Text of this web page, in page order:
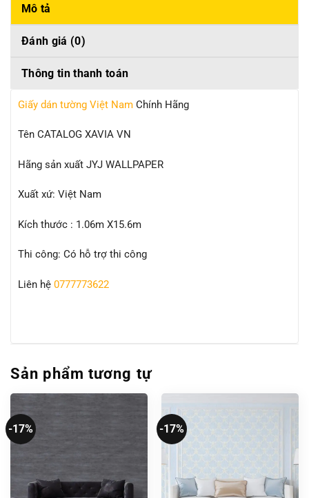
Mô tả
Đánh giá (0)
Thông tin thanh toán
Giấy dán tường Việt Nam Chính Hãng
Tên CATALOG XAVIA VN
Hãng sản xuất JYJ WALLPAPER
Xuất xứ: Việt Nam
Kích thước : 1.06m X15.6m
Thi công: Có hỗ trợ thi công
Liên hệ 0777773622
Sản phẩm tương tự
-17% -17%